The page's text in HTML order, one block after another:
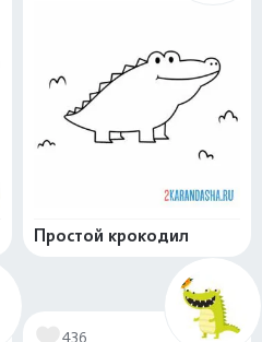
Простой крокодил
436